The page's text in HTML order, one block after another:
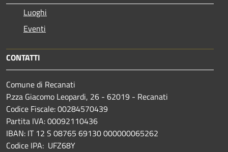
Luoghi
Eventi
CONTATTI
Comune di Recanati
P.zza Giacomo Leopardi, 26 - 62019 - Recanati
Codice Fiscale: 00284570439
Partita IVA: 00092110436
IBAN: IT 12 S 08765 69130 000000065262
Codice IPA: UFZ68Y